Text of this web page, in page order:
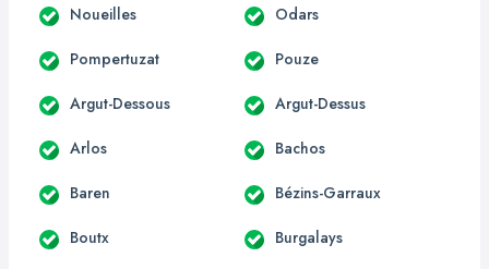
Noueilles Odars
Pompertuzat Pouze
Argut-Dessous Argut-Dessus
Arlos Bachos
Baren Bézins-Garraux
Boutx Burgalays